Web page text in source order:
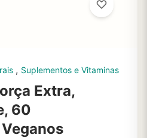
, Suplementos e Vitaminas
Extra,
60